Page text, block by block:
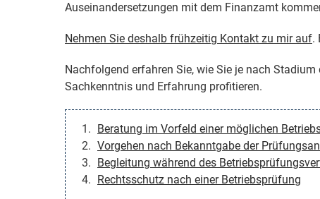
Auseinandersetzungen mit dem Finanzamt
Nehmen Sie deshalb frühzeitig Kontakt zu mir auf.
Nachfolgend erfahren Sie, wie Sie je nach
Sachkenntnis und Erfahrung profitieren.
Beratung im Vorfeld einer möglichen
Vorgehen nach Bekanntgabe der
Begleitung während des
Rechtsschutz nach einer Betriebsprüfung